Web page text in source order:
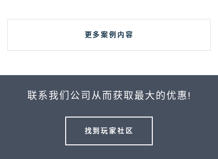
更多案例内容
联系我们公司从而获取最大的优惠!
找到玩家社区